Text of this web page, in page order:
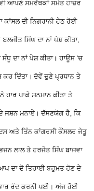
ਆਪਣੇ ਸਮਰੱਥਕਾਂ ਸਮੇਤ ਹਾਜ਼ਰ
ਕਾਂਸਲ ਦੀ ਨਿਗਰਾਨੀ ਹੇਠ ਹੋਈ
ਸਿੰਘ ਦਾ ਨਾਂ ਪੇਸ਼ ਕੀਤਾ,
ਦਾ ਨਾਂ ਪੇਸ਼ ਕੀਤਾ। ਹਾਊਸ ’ਚ
ਕਰ ਦਿੱਤਾ। ਦੋਵੇਂ ਚੁਣੇ ਪ੍ਰਧਾਨ ਤੇ
ਹਾਰ ਪਾਕੇ ਸਨਮਾਨ ਕੀਤਾ ਤੇ
ਜਸ਼ਨ ਮਨਾਏ।ਦੱਸਣਯੋਗ ਹੈ, ਕਿ
ਅਤੇ ਤਿੰਨ ਕਾਂਗਰਸੀ ਕੌਂਸਲਰ ਜੇਤੂ
ਲਾਲ ਤੇ ਹਰਜੋਤ ਸਿੰਘ ਬਾਜਵਾ
ਦਾ ਦੋ ਤਿਹਾਈ ਬਹੁਮਤ ਹੋਣ ਦੇ
ਵਾਰ ਰੱਦ ਕਰਨੀ ਪਈ। ਅੱਜ ਹੋਈ